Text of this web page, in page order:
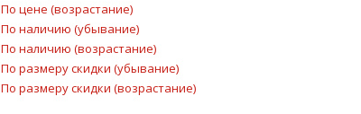
По цене (возрастание)
По наличию (убывание)
По наличию (возрастание)
По размеру скидки (убывание)
По размеру скидки (возрастание)